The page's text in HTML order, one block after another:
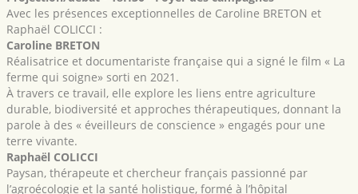
Avec les présences exceptionnelles de Caroline BRETON et
Raphaël COLICCI :
Caroline BRETON
Réalisatrice et documentariste française qui a signé le film « La
ferme qui soigne» sorti en 2021.
À travers ce travail, elle explore les liens entre agriculture
durable, biodiversité et approches thérapeutiques, donnant la
parole à des « éveilleurs de conscience » engagés pour une
terre vivante.
Raphaël COLICCI
Paysan, thérapeute et chercheur français passionné par
l’agroécologie et la santé holistique, formé à l’hôpital